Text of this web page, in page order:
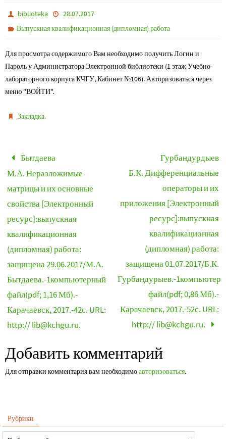
biblioteka
28.07.2017
Выпускная квалификационная (дипломная) работа
Для просмотра содержимого Вам необходимо получить Логин и
Пароль у Администратора Электронной библиотеки (1 этаж Учебно-
лабораторного корпуса КЧГУ, Кабинет №106). Авторизоваться через
меню "ВОЙТИ".
Закладка.
Бытдаева
М.А. Неразложимые
матрицы и их основные
свойства [Электронный
ресурс]:выпускная
квалификационная
(дипломная) работа:
защищена 29.06.2017/М.А.
Бытдаева.-1компьютерный
файл(pdf; 1,16 Мб).-
Карачаевск, 2017.-42с. URL:
http:// lib@kchgu.ru.
Гурбандурдыев
Б.К. Дифференциальные
операторы и их
приложения [Электронный
ресурс]:выпускная
квалификационная
(дипломная) работа:
защищена 01.07.2017/Б.К.
Гурбандурыев.-
файл(pdf; 0,86 Мб).-
Карачаевск, 2017.-52с. URL:
http:// lib@kchgu.ru.
Добавить комментарий
Для отправки комментария вам необходимоавторизоваться.
Рубрики